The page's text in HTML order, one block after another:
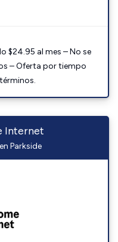
$24.95 al mes – No se
– Oferta por tiempo
Internet
Parkside